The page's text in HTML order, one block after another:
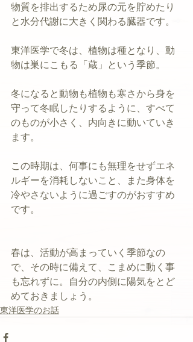
物質を排出するため尿の元を貯めたり
と水分代謝に大きく関わる臓器です。
東洋医学で冬は、植物は種となり、動
物は巣にこもる「蔵」という季節。
冬になると動物も植物も寒さから身を
守って冬眠したりするように、すべて
のものが小さく、内向きに動いていき
ます。
この時期は、何事にも無理をせずエネ
ルギーを消耗しないこと、また身体を
冷やさないように過ごすのがおすすめ
です。
春は、活動が高まっていく季節なの
で、その時に備えて、こまめに動く事
も忘れずに。自分の内側に陽気をとど
めておきましょう。
東洋医学のお話